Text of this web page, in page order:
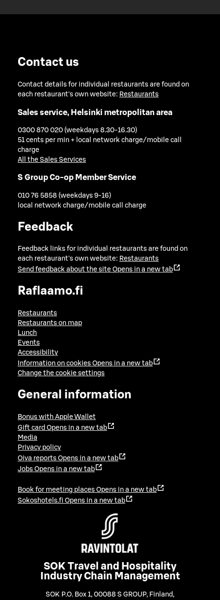
Contact us
Contact details for individual restaurants are found on
each restaurant's own website: Restaurants
Sales service, Helsinki metropolitan area
0300 870 020 (weekdays 8.30-16.30)
51 cents per min + local network charge/mobile call
charge
All the Sales Services
S Group Co-op Member Service
010 76 5858 (weekdays 9-16)
local network charge/mobile call charge
Feedback
Feedback links for individual restaurants are found on
each restaurant's own website: Restaurants
Send feedback about the site Opens in a new tab
Raflaamo.fi
Restaurants
Restaurants on map
Lunch
Events
Accessibility
Information on cookies Opens in a new tab
Change the cookie settings
General information
Bonus with Apple Wallet
Gift card Opens in a new tab
Media
Privacy policy
Oiva reports Opens in a new tab
Jobs Opens in a new tab
Book for meeting places Opens in a new tab
Sokoshotels.fi Opens in a new tab
SOK Travel and Hospitality
Industry Chain Management
SOK P.O. Box 1, 00088 S GROUP, Finland ,